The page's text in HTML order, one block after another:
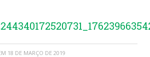
18 DE MARÇO DE 2019